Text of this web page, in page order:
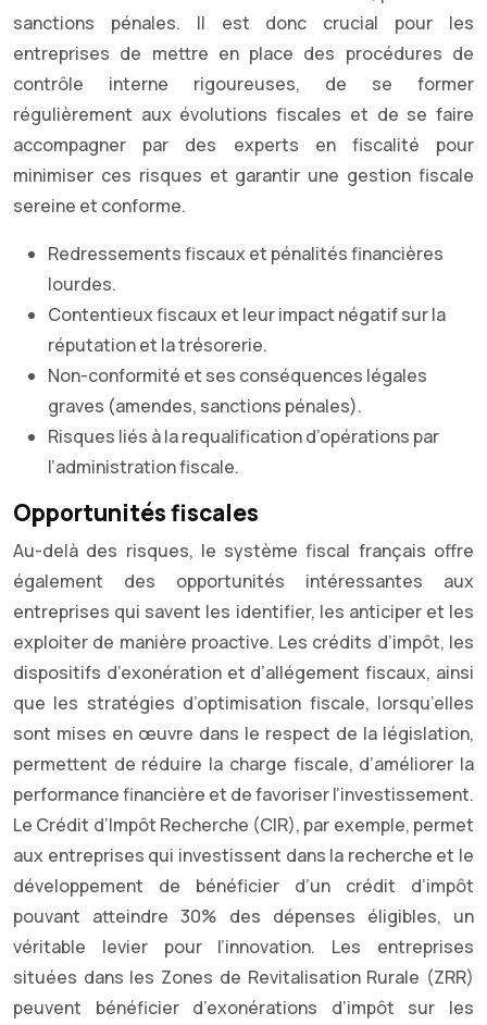
sanctions pénales. Il est donc crucial pour les
entreprises de mettre en place des procédures de
contrôle interne rigoureuses, de se former
régulièrement aux évolutions fiscales et de se faire
accompagner par des experts en fiscalité pour
minimiser ces risques et garantir une gestion fiscale
sereine et conforme.
Redressements fiscaux et pénalités financières
lourdes.
Contentieux fiscaux et leur impact négatif sur la
réputation et la trésorerie.
Non-conformité et ses conséquences légales
graves (amendes, sanctions pénales).
Risques liés à la requalification d’opérations par
l’administration fiscale.
Opportunités fiscales
Au-delà des risques, le système fiscal français offre
également des opportunités intéressantes aux
entreprises qui savent les identifier, les anticiper et les
exploiter de manière proactive. Les crédits d’impôt, les
dispositifs d’exonération et d’allégement fiscaux, ainsi
que les stratégies d’optimisation fiscale, lorsqu’elles
sont mises en œuvre dans le respect de la législation,
permettent de réduire la charge fiscale, d’améliorer la
performance financière et de favoriser l’investissement.
Le Crédit d’Impôt Recherche (CIR), par exemple, permet
aux entreprises qui investissent dans la recherche et le
développement de bénéficier d’un crédit d’impôt
pouvant atteindre 30% des dépenses éligibles, un
véritable levier pour l’innovation. Les entreprises
situées dans les Zones de Revitalisation Rurale (ZRR)
peuvent bénéficier d’exonérations d’impôt sur les